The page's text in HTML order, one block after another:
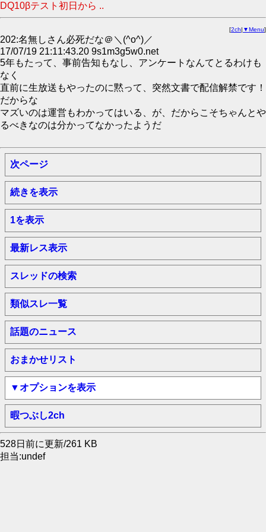
DQ10βテスト初日から ..
[2ch| ▼Menu]
202:名無しさん必死だな＠＼(^o^)／
17/07/19 21:11:43.20 9s1m3g5w0.net
5年もたって、事前告知もなし、アンケートなんてとるわけも
なく
直前に生放送もやったのに黙って、突然文書で配信解禁です！
だからな
マズいのは運営もわかってはいる、が、だからこそちゃんとや
るべきなのは分かってなかったようだ
次ページ
続きを表示
1を表示
最新レス表示
スレッドの検索
類似スレ一覧
話題のニュース
おまかせリスト
▼オプションを表示
暇つぶし2ch
528日前に更新/261 KB
担当:undef